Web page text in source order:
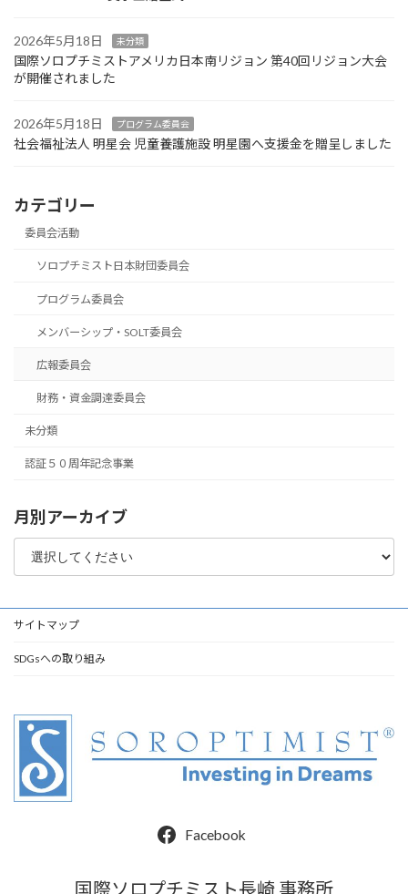
2026年5月18日 未分類
国際ソロプチミストアメリカ日本南リジョン 第40回リジョン大会
が開催されました
2026年5月18日 プログラム委員会
社会福祉法人 明星会 児童養護施設 明星園へ支援金を贈呈しました
カテゴリー
委員会活動
ソロプチミスト日本財団委員会
プログラム委員会
メンバーシップ・SOLT委員会
広報委員会
財務・資金調達委員会
未分類
認証５０周年記念事業
月別アーカイブ
サイトマップ
SDGsへの取り組み
Facebook
国際ソロプチミスト長崎 事務所